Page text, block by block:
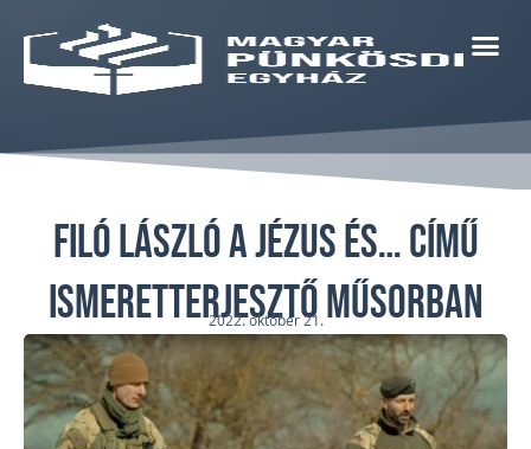
Filó László a Jézus és… című
ismeretterjesztő műsorban
2022. október 21.